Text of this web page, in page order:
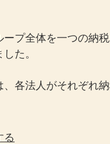
プ全体を一つの納
た。
各法人がそれぞれ
る